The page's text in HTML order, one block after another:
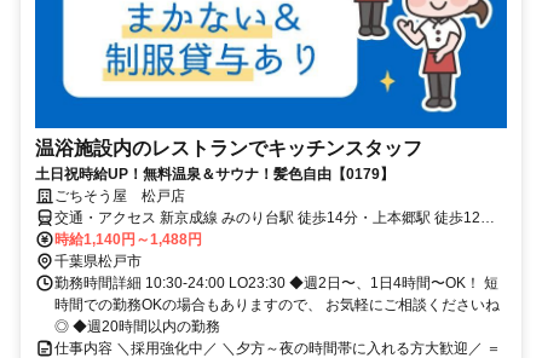
温浴施設内のレストランでキッチンスタッフ
土日祝時給UP！無料温泉＆サウナ！髪色自由【0179】
ごちそう屋 松戸店
交通・アクセス 新京成線 みのり台駅 徒歩14分・上本郷駅 徒歩12
分・松戸新田駅 徒歩12分
時給1,140円～1,488円
千葉県松戸市
勤務時間詳細 10:30-24:00 LO23:30 ◆週2日〜、1日4時間〜OK！ 短
時間での勤務OKの場合もありますので、 お気軽にご相談くださいね
◎ ◆週20時間以内の勤務
仕事内容 ＼採用強化中／ ＼夕方～夜の時間帯に入れる方大歓迎／ ＝